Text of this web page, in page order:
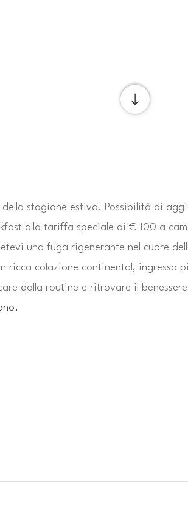
stagione estiva. Possibilità di
alla tariffa speciale di € 100 a
una fuga rigenerante nel cuore
ricca colazione continental, ingresso
dalla routine e ritrovare il benessere